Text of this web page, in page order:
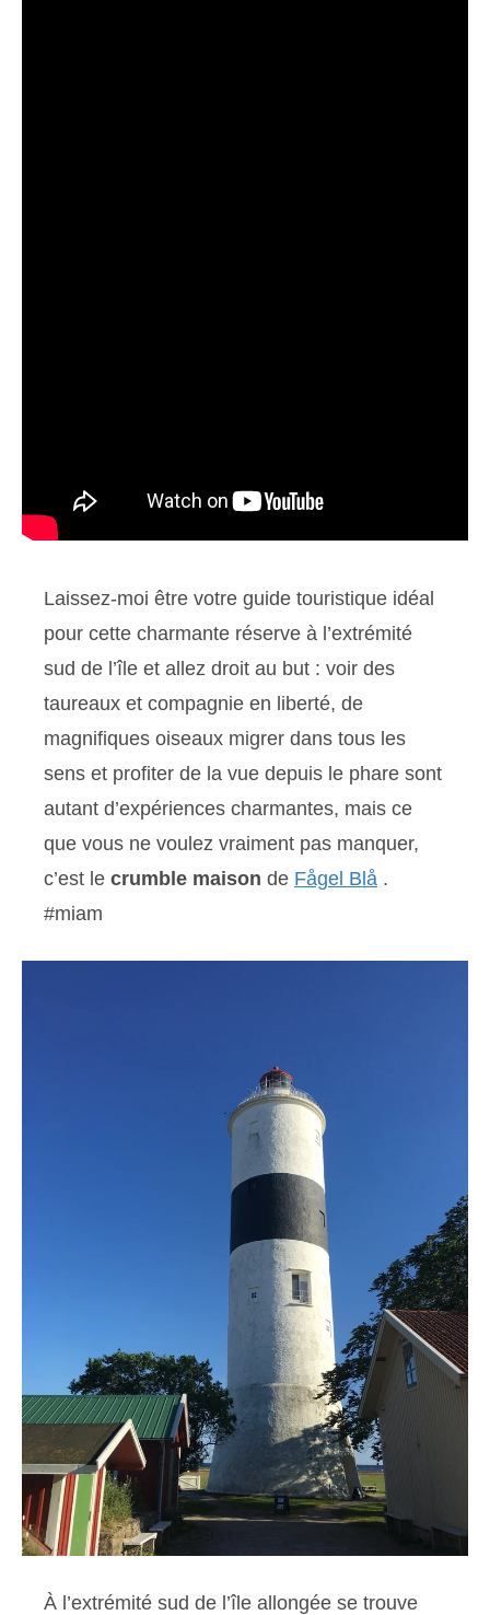
Laissez-moi être votre guide touristique idéal
pour cette charmante réserve à l’extrémité
sud de l’île et allez droit au but : voir des
taureaux et compagnie en liberté, de
magnifiques oiseaux migrer dans tous les
sens et profiter de la vue depuis le phare sont
autant d’expériences charmantes, mais ce
que vous ne voulez vraiment pas manquer,
c’est le crumble maison de Fågel Blå .
#miam
À l’extrémité sud de l’île allongée se trouve